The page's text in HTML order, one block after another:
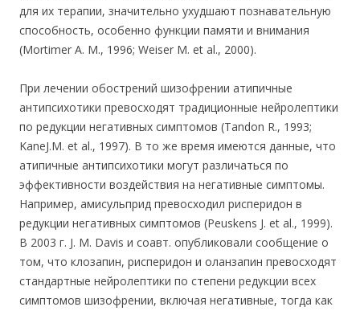
для их терапии, значительно ухудшают познавательную
способность, особенно функции памяти и внимания
(Mortimer А. М., 1996; Weiser М. et al., 2000).
При лечении обострений шизофрении атипичные
антипсихотики превосходят традиционные нейролептики
по редукции негативных симптомов (Tandon R., 1993;
KaneJ.M. et al., 1997). В то же время имеются данные, что
атипичные антипсихотики могут различаться по
эффективности воздействия на негативные симптомы.
Например, амисульприд превосходил рисперидон в
редукции негативных симптомов (Peuskens J. et al., 1999).
В 2003 г. J. М. Davis и соавт. опубликовали сообщение о
том, что клозапин, рисперидон и оланзапин превосходят
стандартные нейролептики по степени редукции всех
симптомов шизофрении, включая негативные, тогда как